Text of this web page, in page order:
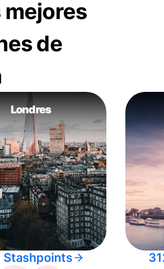
mejores
de
Londres
Stashpoints